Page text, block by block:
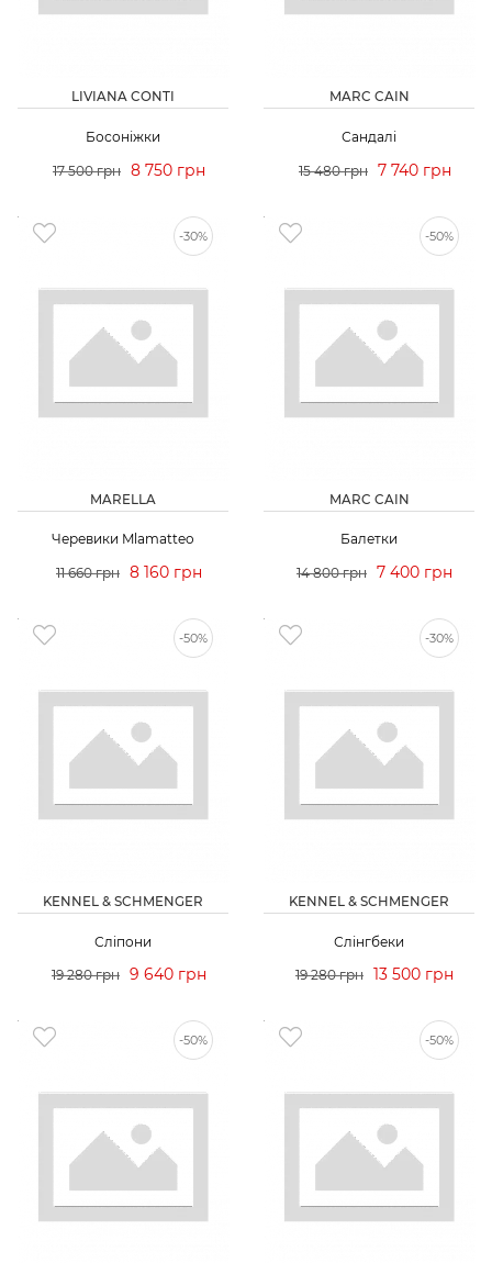
LIVIANA CONTI
Босоніжки
17 500 грн 8 750 грн
MARC CAIN
Сандалі
15 480 грн 7 740 грн
-30%
MARELLA
Черевики Mlamatteo
11 660 грн 8 160 грн
-50%
MARC CAIN
Балетки
14 800 грн 7 400 грн
-50%
KENNEL & SCHMENGER
Сліпони
19 280 грн 9 640 грн
-30%
KENNEL & SCHMENGER
Слінгбеки
19 280 грн 13 500 грн
-50% -50%